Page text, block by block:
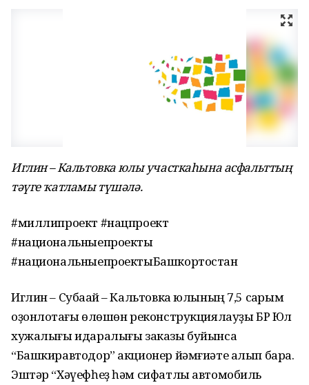
Иглин – Кальтовка юлы участкаһына асфальттың
тәүге ҡатламы түшәлә.
#миллипроект #нацпроект
#национальныепроекты
#национальныепроектыБашкортостан
Иглин – Субаҡай – Кальтовка юлының 7,5 саҡрым
оҙонлоҡтағы өлөшөн реконструкциялауҙы БР Юл
хужалығы идаралығы заказы буйынса
“Башкиравтодор” акционер йәмғиәте алып бара.
Эштәр “Хәүефһеҙ һәм сифатлы автомобиль